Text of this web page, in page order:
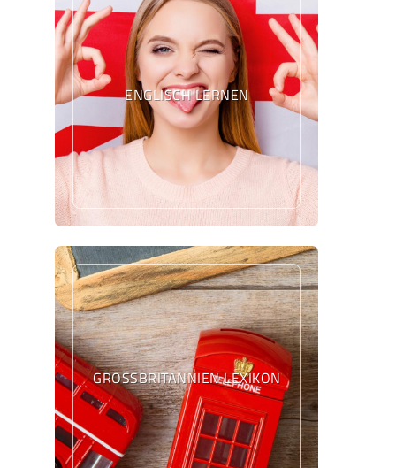
ENGLISCH LERNEN
GROSSBRITANNIEN LEXIKON